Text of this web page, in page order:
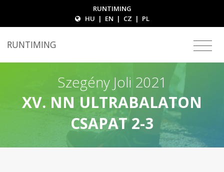
RUNTIMING
HU | EN | CZ | PL
RUNTIMING
Szegény Joli 2021
XV. NN ULTRABALATON
CSAPAT 2-3